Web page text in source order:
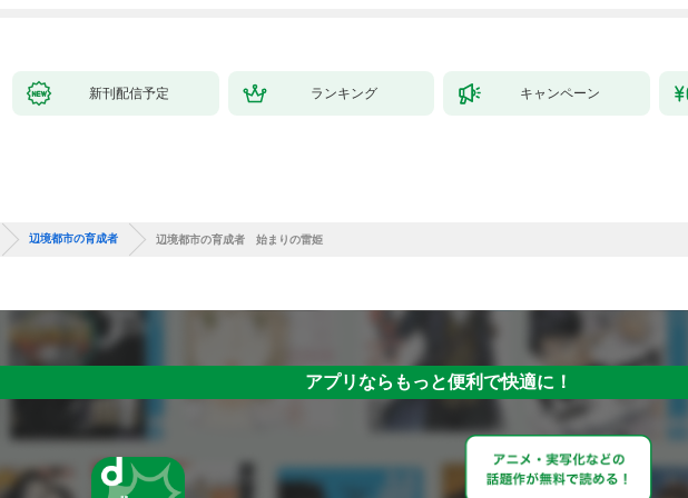
新刊配信予定 ランキング キャンペーン
辺境都市の育成者 辺境都市の育成者 始まりの雷姫
アプリならもっと便利で快適に！